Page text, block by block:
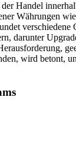
Handel
Währungen
verschiedene
darunter
wird betont,